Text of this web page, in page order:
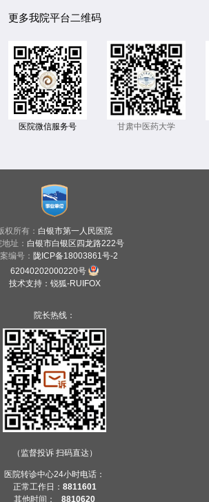
更多我院平台二维码
医院微信服务号 甘肃中医药大学
权所有： 白银市第一人民医院
址： 白银市白银区四龙路222号
编号： 陇ICP备18003861号-2
62040202000220号
技术支持： 锐狐-RUIFOX
院长热线：
（监督投诉 扫码直达）
医院转诊中心24小时电话：
正常工作日： 8811601
其他时间： 8810620